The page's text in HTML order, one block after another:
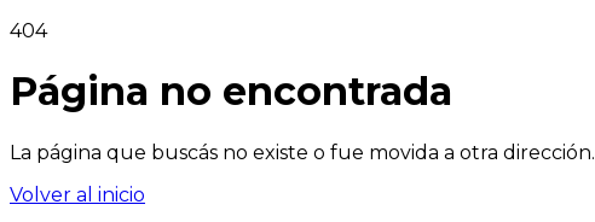
404
Página no encontrada
La página que buscás no existe o fue movida a otra dirección.
Volver al inicio